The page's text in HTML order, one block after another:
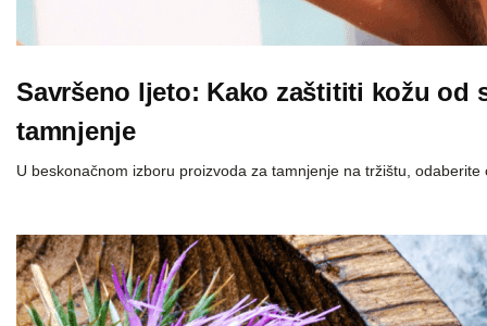
Savršeno ljeto: Kako zaštititi kožu od
tamnjenje
U beskonačnom izboru proizvoda za tamnjenje na tržištu,